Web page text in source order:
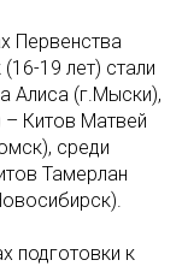
Первенства
19 лет) стали
Алиса (г.Мыски),
Китов Матвей
среди
Тамерлан
подготовки к